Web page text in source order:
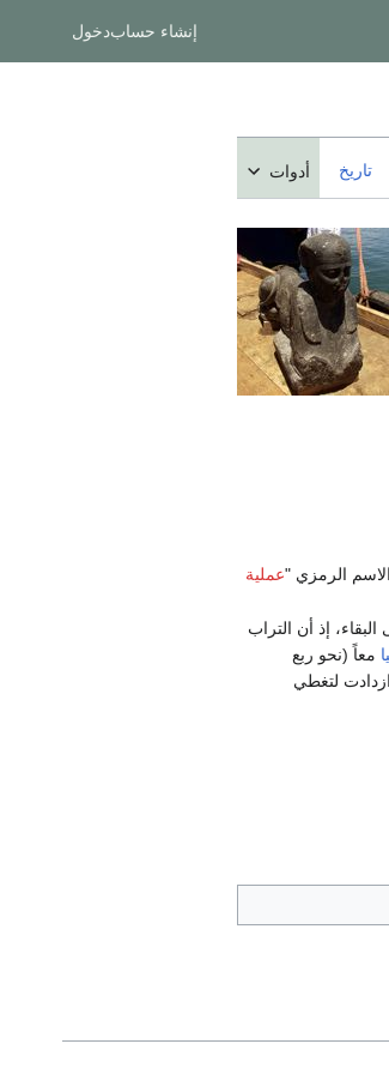
إنشاء حسابدخول
تاريخ أدوات
الرمزي "عملية
البقاء، إذ أن التراب
معاً (نحو ربع
الترابية ازدادت لتغطي